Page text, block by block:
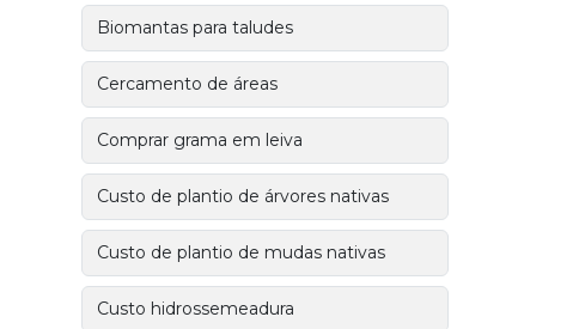
Biomantas para taludes
Cercamento de áreas
Comprar grama em leiva
Custo de plantio de árvores nativas
Custo de plantio de mudas nativas
Custo hidrossemeadura